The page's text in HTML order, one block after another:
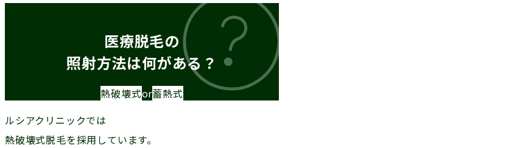
医療脱毛の
照射方法は何がある？
熱破壊式or蓄熱式
ルシアクリニックでは
熱破壊式脱毛を採用しています。